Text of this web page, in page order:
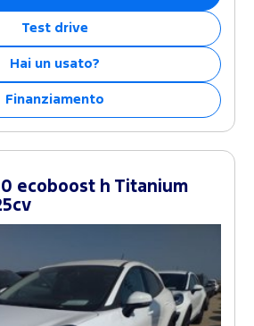
Test drive
Hai un usato?
Finanziamento
ecoboost h Titanium